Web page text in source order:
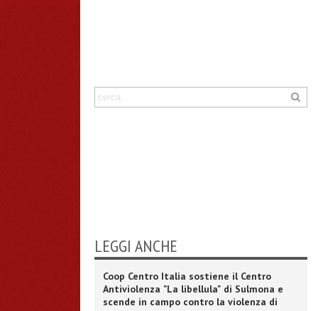
LEGGI ANCHE
Coop Centro Italia sostiene il Centro
Antiviolenza "La libellula" di Sulmona e
scende in campo contro la violenza di